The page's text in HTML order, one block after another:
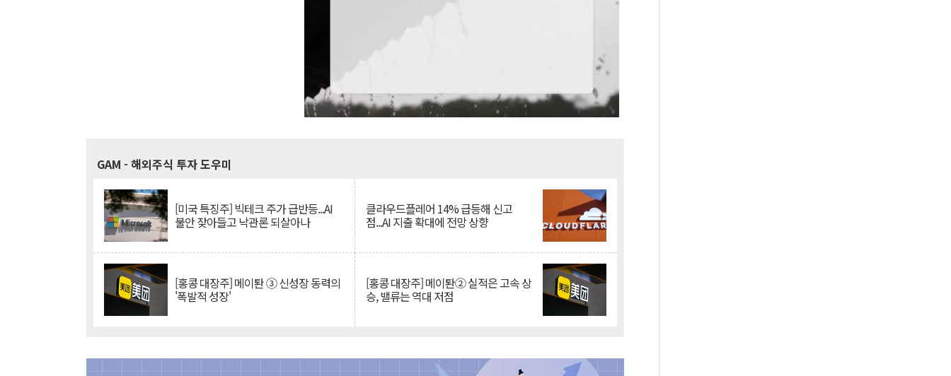
GAM - 해외주식 투자 도우미
[미국 특징주] 빅테크 주가 급반등...AI
불안 잦아들고 낙관론 되살아나
클라우드플레어 14% 급등해 신고
점...AI 지출 확대에 전망 상향
[홍콩 대장주] 메이퇀 ③ 신성장 동력의
'폭발적 성장'
[홍콩 대장주] 메이퇀② 실적은 고속 상
승, 밸류는 역대 저점